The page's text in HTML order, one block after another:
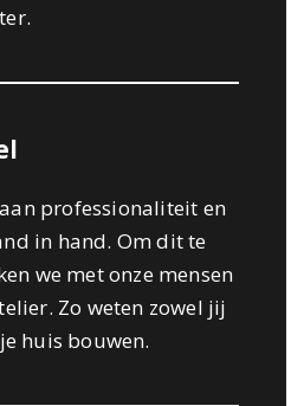
professionaliteit en
in hand. Om dit te
we met onze mensen
Zo weten zowel jij
huis bouwen.